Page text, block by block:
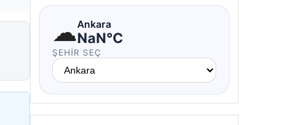
☁Ankara
NaN°C
ŞEHIR SEÇ